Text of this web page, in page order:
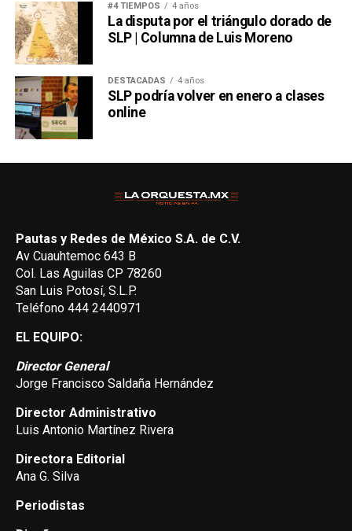
#4 TIEMPOS 4 años
La disputa por el triángulo dorado de
SLP | Columna de Luis Moreno
DESTACADAS 4 años
SLP podría volver en enero a clases
online
Pautas y Redes de México S.A. de C.V.
Av Cuauhtemoc 643 B
Col. Las Aguilas CP 78260
San Luis Potosí, S.L.P.
Teléfono 444 2440971
EL EQUIPO:
Director General
Jorge Francisco Saldaña Hernández
Director Administrativo
Luis Antonio Martínez Rivera
Directora Editorial
Ana G. Silva
Periodistas